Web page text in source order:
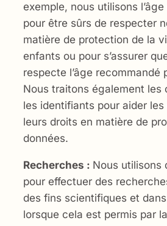
exemple, nous utilisons
pour être sûrs de respecter
matière de protection de la
enfants ou pour s’assurer
respecte l’âge recommandé
Nous traitons également les
les identifiants pour aider
leurs droits en matière de
données.
Recherches : Nous utilisons
pour effectuer des
des fins scientifiques et
lorsque cela est permis par